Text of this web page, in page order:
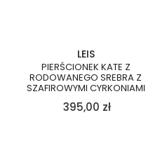
LEIS
PIERŚCIONEK KATE Z
RODOWANEGO SREBRA Z
SZAFIROWYMI CYRKONIAMI
395,00 zł